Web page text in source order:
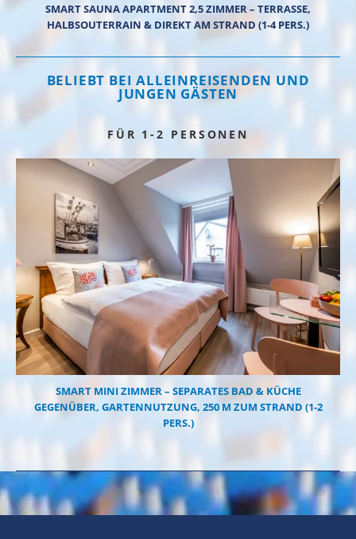
SMART SAUNA APARTMENT 2,5 ZIMMER – TERRASSE,
HALBSOUTERRAIN & DIREKT AM STRAND (1-4 PERS.)
BELIEBT BEI ALLEINREISENDEN UND
JUNGEN GÄSTEN
FÜR 1-2 PERSONEN
SMART MINI ZIMMER – SEPARATES BAD & KÜCHE
GEGENÜBER, GARTENNUTZUNG, 250 M ZUM STRAND (1-2
PERS.)